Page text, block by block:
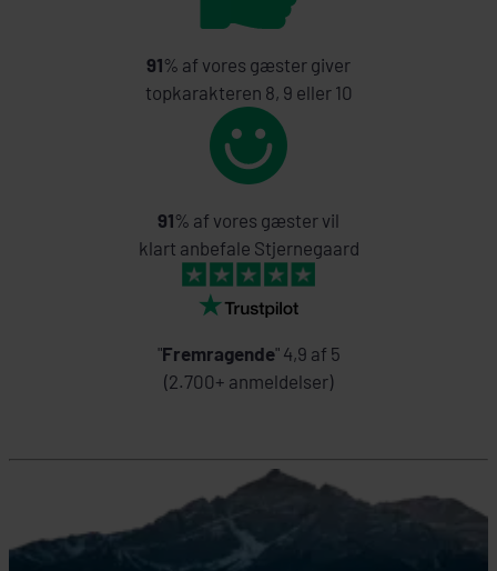
91% af vores gæster giver
topkarakteren 8, 9 eller 10
91% af vores gæster vil
klart anbefale Stjernegaard
"Fremragende" 4,9 af 5
(2.700+ anmeldelser)